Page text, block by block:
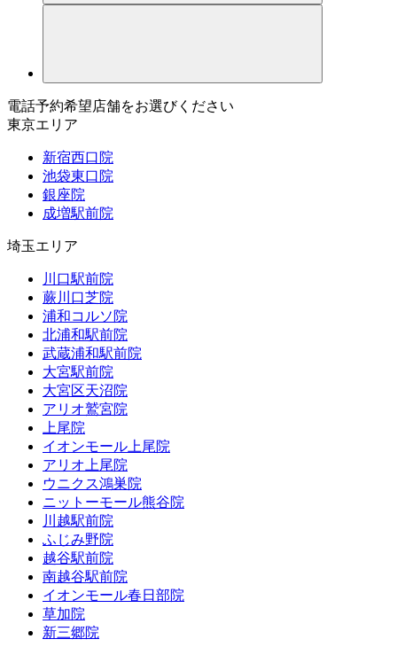
電話予約希望店舗をお選びください
東京エリア
新宿西口院
池袋東口院
銀座院
成増駅前院
埼玉エリア
川口駅前院
蕨川口芝院
浦和コルソ院
北浦和駅前院
武蔵浦和駅前院
大宮駅前院
大宮区天沼院
アリオ鷲宮院
上尾院
イオンモール上尾院
アリオ上尾院
ウニクス鴻巣院
ニットーモール熊谷院
川越駅前院
ふじみ野院
越谷駅前院
南越谷駅前院
イオンモール春日部院
草加院
新三郷院